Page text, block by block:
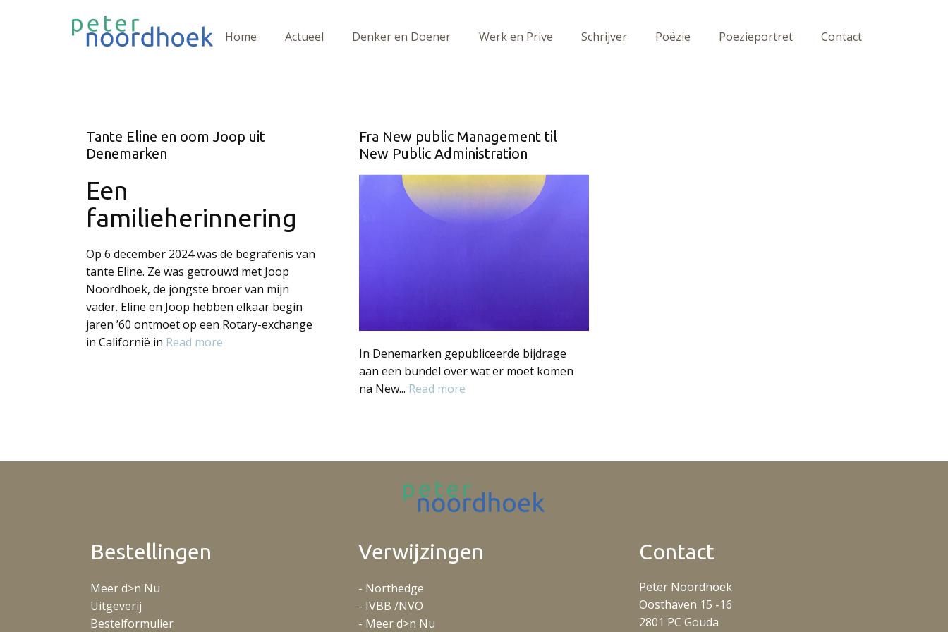
Home Actueel Denker en Doener Werk en Prive Schrijver Poëzie Poezieportret Contact
Tante Eline en oom Joop uit
Denemarken
Een
familieherinnering
Op 6 december 2024 was de begrafenis van
tante Eline. Ze was getrouwd met Joop
Noordhoek, de jongste broer van mijn
vader. Eline en Joop hebben elkaar begin
jaren ’60 ontmoet op een Rotary-exchange
in Californië in Read more
Fra New public Management til
New Public Administration
In Denemarken gepubliceerde bijdrage
aan een bundel over wat er moet komen
na New... Read more
Bestellingen
Meer d>n Nu
Uitgeverij
Bestelformulier
Verwijzingen
- Northedge
- IVBB /NVO
- Meer d>n Nu
Contact
Peter Noordhoek
Oosthaven 15 -16
2801 PC Gouda